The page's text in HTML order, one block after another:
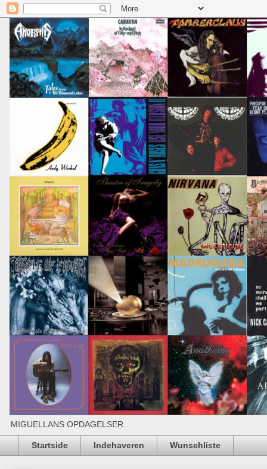
MIGUELLANS OPDAGELSER
Startside Indehaveren Wunschliste